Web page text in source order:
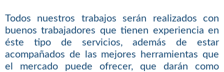
Todos nuestros trabajos serán realizados con
buenos trabajadores que tienen experiencia en
éste tipo de servicios, además de estar
acompañados de las mejores herramientas que
el mercado puede ofrecer, que darán como